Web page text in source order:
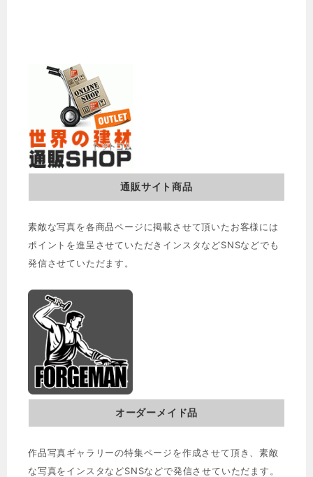
通販サイト商品
素敵な写真を各商品ページに掲載させて頂いたお客様には
ポイントを進呈させていただきインスタなどSNSなどでも
発信させていただます。
オーダーメイド品
作品写真ギャラリーの特集ページを作成させて頂き、素敵
な写真をインスタなどSNSなどで発信させていただます。